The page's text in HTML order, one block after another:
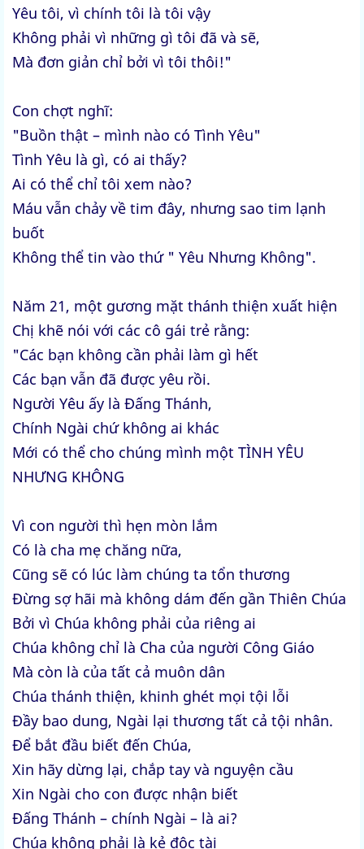
Yêu tôi, vì chính tôi là tôi vậy
Không phải vì những gì tôi đã và sẽ,
Mà đơn giản chỉ bởi vì tôi thôi!"
Con chợt nghĩ:
"Buồn thật – mình nào có Tình Yêu"
Tình Yêu là gì, có ai thấy?
Ai có thể chỉ tôi xem nào?
Máu vẫn chảy về tim đây, nhưng sao tim lạnh
buốt
Không thể tin vào thứ " Yêu Nhưng Không".
Năm 21, một gương mặt thánh thiện xuất hiện
Chị khẽ nói với các cô gái trẻ rằng:
"Các bạn không cần phải làm gì hết
Các bạn vẫn đã được yêu rồi.
Người Yêu ấy là Đấng Thánh,
Chính Ngài chứ không ai khác
Mới có thể cho chúng mình một TÌNH YÊU
NHƯNG KHÔNG
Vì con người thì hẹn mòn lắm
Có là cha mẹ chăng nữa,
Cũng sẽ có lúc làm chúng ta tổn thương
Đừng sợ hãi mà không dám đến gần Thiên Chúa
Bởi vì Chúa không phải của riêng ai
Chúa không chỉ là Cha của người Công Giáo
Mà còn là của tất cả muôn dân
Chúa thánh thiện, khinh ghét mọi tội lỗi
Đầy bao dung, Ngài lại thương tất cả tội nhân.
Để bắt đầu biết đến Chúa,
Xin hãy dừng lại, chắp tay và nguyện cầu
Xin Ngài cho con được nhận biết
Đấng Thánh – chính Ngài – là ai?
Chúa không phải là kẻ độc tài